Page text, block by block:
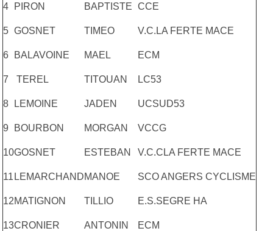
4 PIRON BAPTISTE CCE
5 GOSNET TIMEO V.C.LA FERTE MACE
6 BALAVOINE MAEL ECM
7 TEREL TITOUAN LC53
8 LEMOINE JADEN UCSUD53
9 BOURBON MORGAN VCCG
10GOSNET ESTEBAN V.C.CLA FERTE MACE
11 LEMARCHANDMANOE SCO ANGERS CYCLISME
12MATIGNON TILLIO E.S.SEGRE HA
13CRONIER ANTONIN ECM